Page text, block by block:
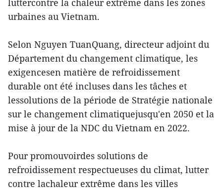
luttercontre la chaleur extrême dans les zones
urbaines au Vietnam.
Selon Nguyen TuanQuang, directeur adjoint du
Département du changement climatique, les
exigencesen matière de refroidissement
durable ont été incluses dans les tâches et
lessolutions de la période de Stratégie nationale
sur le changement climatiquejusqu'en 2050 et la
mise à jour de la NDC du Vietnam en 2022.
Pour promouvoirdes solutions de
refroidissement respectueuses du climat, lutter
contre lachaleur extrême dans les villes